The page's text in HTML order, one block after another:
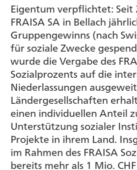
Eigentum verpflichtet:
FRAISA SA in Bellach
Gruppengewinns (nach
für soziale Zwecke
wurde die Vergabe des
Sozialprozents auf die
Niederlassungen
Ländergesellschaften
einen individuellen Anteil
Unterstützung sozialer
Projekte in ihrem Land.
im Rahmen des FRAISA
bereits mehr als 1 Mio.